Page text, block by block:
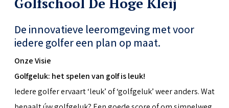
De innovatieve leeromgeving met voor
iedere golfer een plan op maat.
Onze Visie
Golfgeluk: het spelen van golf is leuk!
Iedere golfer ervaart ‘leuk’ of ‘golfgeluk’ weer anders. Wat